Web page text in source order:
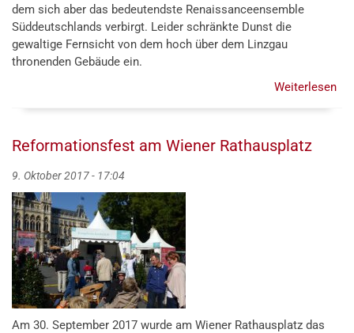
dem sich aber das bedeutendste Renaissanceensemble
Süddeutschlands verbirgt. Leider schränkte Dunst die
gewaltige Fernsicht von dem hoch über dem Linzgau
thronenden Gebäude ein.
Weiterlesen
Reformationsfest am Wiener Rathausplatz
9. Oktober 2017 - 17:04
Am 30. September 2017 wurde am Wiener Rathausplatz das